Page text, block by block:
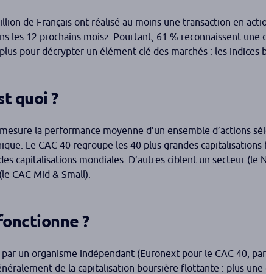
de Français ont réalisé au moins une transaction en
les 12 prochains mois2
. Pourtant, 61 % reconnaissent
pour décrypter un élément clé des marchés : les indices
quoi ?
la performance moyenne d’un ensemble d’actions
Le CAC 40 regroupe les 40 plus grandes capitalisations
capitalisations mondiales. D’autres ciblent un secteur (le
CAC Mid & Small).
?
un organisme indépendant (Euronext pour le CAC 40,
de la capitalisation boursière flottante : plus